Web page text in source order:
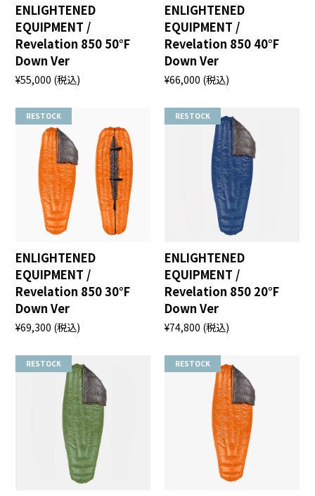
ENLIGHTENED
EQUIPMENT /
Revelation 850 50°F
Down Ver
¥55,000 (税込)
ENLIGHTENED
EQUIPMENT /
Revelation 850 40°F
Down Ver
¥66,000 (税込)
RESTOCK
ENLIGHTENED
EQUIPMENT /
Revelation 850 30°F
Down Ver
¥69,300 (税込)
RESTOCK
ENLIGHTENED
EQUIPMENT /
Revelation 850 20°F
Down Ver
¥74,800 (税込)
RESTOCK RESTOCK